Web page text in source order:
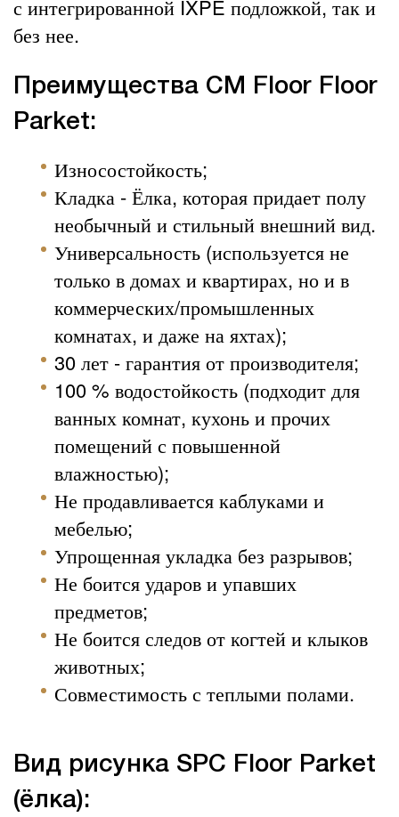
с интегрированной IXPE подложкой, так и
без нее.
Преимущества CM Floor Floor
Parket:
Износостойкость;
Кладка - Ёлка, которая придает полу
необычный и стильный внешний вид.
Универсальность (используется не
только в домах и квартирах, но и в
коммерческих/промышленных
комнатах, и даже на яхтах);
30 лет - гарантия от производителя;
100 % водостойкость (подходит для
ванных комнат, кухонь и прочих
помещений с повышенной
влажностью);
Не продавливается каблуками и
мебелью;
Упрощенная укладка без разрывов;
Не боится ударов и упавших
предметов;
Не боится следов от когтей и клыков
животных;
Совместимость с теплыми полами.
Вид рисунка SPC Floor Parket
(ёлка):